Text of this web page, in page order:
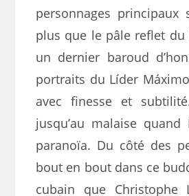
personnages principaux
plus que le pâle reflet
un dernier baroud
portraits du Líder
avec finesse et
jusqu’au malaise
paranoïa. Du côté des
bout en bout dans ce
cubain que